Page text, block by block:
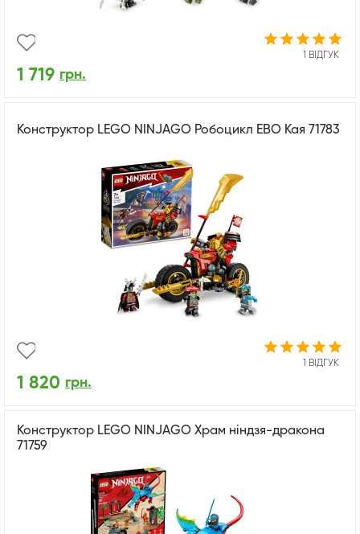
1 ВІДГУК
1 719 грн.
Конструктор LEGO NINJAGO Робоцикл ЕВО Кая 71783
1 ВІДГУК
1 820 грн.
Конструктор LEGO NINJAGO Храм ніндзя-дракона
71759